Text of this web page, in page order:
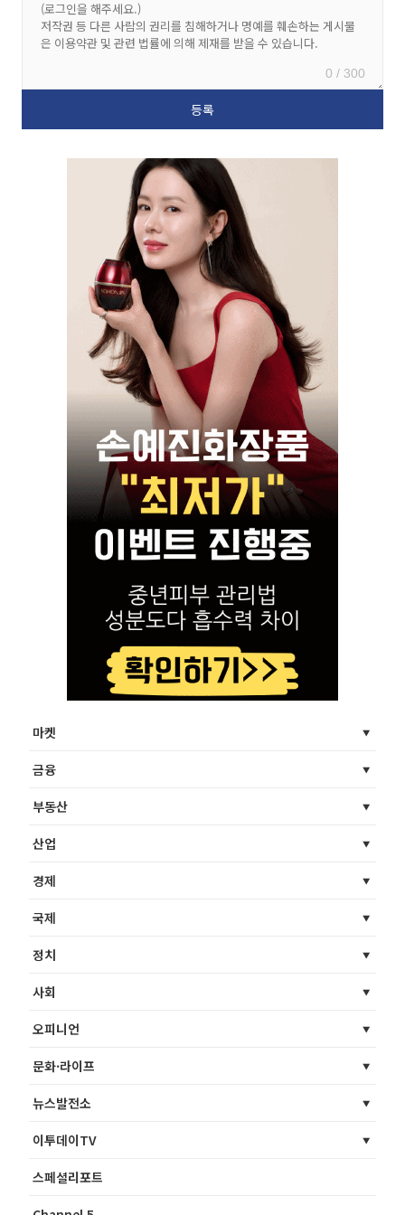
0 / 300
마켓
금융
부동산
산업
경제
국제
정치
사회
오피니언
문화·라이프
뉴스발전소
이투데이TV
스페셜리포트